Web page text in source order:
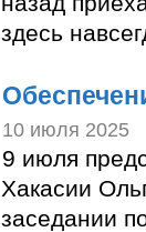
здесь
10 июля 2025
9 июля
Хакасии
заседании